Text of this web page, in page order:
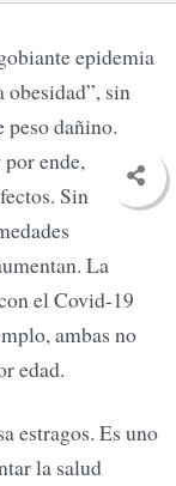
epidemia
obesidad”, sin
peso dañino.
ende,
Sin
La
el Covid-19
ambas no
edad.
estragos. Es uno
la salud